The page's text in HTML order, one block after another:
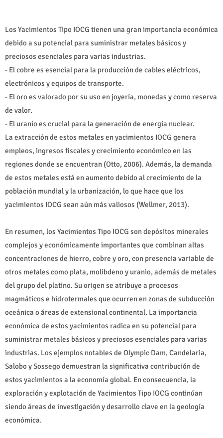
Los Yacimientos Tipo IOCG tienen una gran importancia económica
debido a su potencial para suministrar metales básicos y
preciosos esenciales para varias industrias.
- El cobre es esencial para la producción de cables eléctricos,
electrónicos y equipos de transporte.
- El oro es valorado por su uso en joyería, monedas y como reserva
de valor.
- El uranio es crucial para la generación de energía nuclear.
La extracción de estos metales en yacimientos IOCG genera
empleos, ingresos fiscales y crecimiento económico en las
regiones donde se encuentran (Otto, 2006). Además, la demanda
de estos metales está en aumento debido al crecimiento de la
población mundial y la urbanización, lo que hace que los
yacimientos IOCG sean aún más valiosos (Wellmer, 2013).
En resumen, los Yacimientos Tipo IOCG son depósitos minerales
complejos y económicamente importantes que combinan altas
concentraciones de hierro, cobre y oro, con presencia variable de
otros metales como plata, molibdeno y uranio, además de metales
del grupo del platino. Su origen se atribuye a procesos
magmáticos e hidrotermales que ocurren en zonas de subducción
oceánica o áreas de extensional continental. La importancia
económica de estos yacimientos radica en su potencial para
suministrar metales básicos y preciosos esenciales para varias
industrias. Los ejemplos notables de Olympic Dam, Candelaria,
Salobo y Sossego demuestran la significativa contribución de
estos yacimientos a la economía global. En consecuencia, la
exploración y explotación de Yacimientos Tipo IOCG continúan
siendo áreas de investigación y desarrollo clave en la geología
económica.